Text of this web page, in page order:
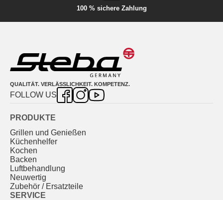
100 % sichere Zahlung
QUALITÄT. VERLÄSSLICHKEIT. KOMPETENZ.
FOLLOW US
PRODUKTE
Grillen und Genießen
Küchenhelfer
Kochen
Backen
Luftbehandlung
Neuwertig
Zubehör / Ersatzteile
SERVICE